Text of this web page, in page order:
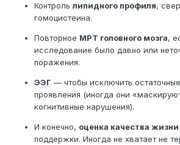
Контрольлипидного профиля,
гомоцистеина.
Повторное МРТ головного мозга,
исследование было давно или
поражения.
ЭЭГ — чтобы исключить
проявления (иногда они
когнитивные нарушения).
И конечно, оценка качества жизни
поддержки. Иногда не хватает не